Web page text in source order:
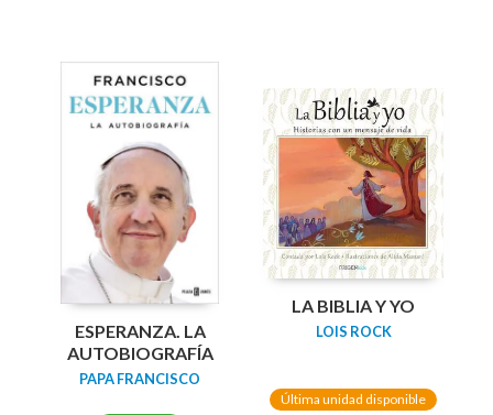
ESPERANZA. LA
AUTOBIOGRAFÍA
PAPA FRANCISCO
LA BIBLIA Y YO
LOIS ROCK
Última unidad disponible